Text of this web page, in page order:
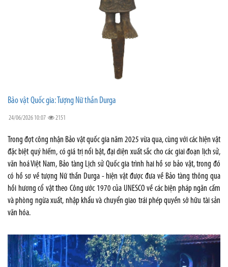
Bảo vật Quốc gia: Tượng Nữ thần Durga
24/06/2026 10:07 2151
Trong đợt công nhận Bảo vật quốc gia năm 2025 vừa qua, cùng với các hiện vật
đặc biệt quý hiếm, có giá trị nổi bật, đại diện xuất sắc cho các giai đoạn lịch sử,
văn hoá Việt Nam, Bảo tàng Lịch sử Quốc gia trình hai hồ sơ bảo vật, trong đó
có hồ sơ về tượng Nữ thần Durga - hiện vật được đưa về Bảo tàng thông qua
hồi hương cổ vật theo Công ước 1970 của UNESCO về các biện pháp ngăn cấm
và phòng ngừa xuất, nhập khẩu và chuyển giao trái phép quyền sở hữu tài sản
văn hóa.